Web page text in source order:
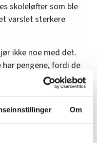
Om
skoleløfter som ble
varslet sterkere
ikke noe med det.
pengene, fordi de
hevdet
gammel.